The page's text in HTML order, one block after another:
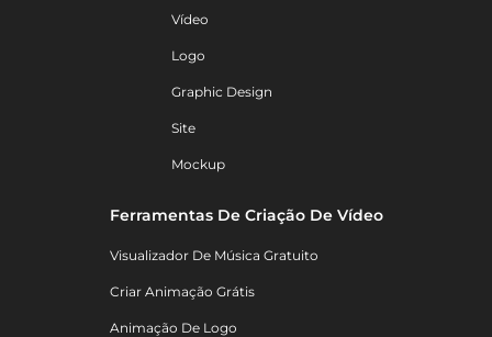
Vídeo
Logo
Graphic Design
Site
Mockup
Ferramentas De Criação De Vídeo
Visualizador De Música Gratuito
Criar Animação Grátis
Animação De Logo